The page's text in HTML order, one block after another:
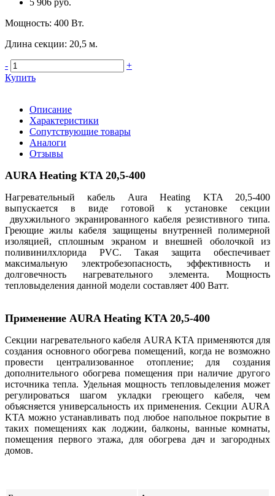
Мощность: 400 Вт.
Длина секции: 20,5 м.
-
+
Купить
Описание
Характеристики
Сопутствующие товары
Аналоги
Отзывы
AURA Heating KTA 20,5-400
Нагревательный кабель Aura Heating KTA 20,5-400
выпускается в виде готовой к установке секции
двухжильного экранированного кабеля резистивного типа.
Греющие жилы кабеля защищены внутренней полимерной
изоляцией, сплошным экраном и внешней оболочкой из
поливинилхлорида PVC. Такая защита обеспечивает
максимальную электробезопасность, эффективность и
долговечность нагревательного элемента. Мощность
тепловыделения данной модели составляет 400 Ватт.
Применение AURA Heating KTA 20,5-400
Секции нагревательного кабеля AURA KTA применяются для
создания основного обогрева помещений, когда не возможно
провести централизованное отопление; для создания
дополнительного обогрева помещения при наличие другого
источника тепла. Удельная мощность тепловыделения может
регулироваться шагом укладки греющего кабеля, чем
объясняется универсальность их применения. Секции AURA
KTA можно устанавливать под любое напольное покрытие в
таких помещениях как лоджии, балконы, ванные комнаты,
помещения первого этажа, для обогрева дач и загородных
домов.